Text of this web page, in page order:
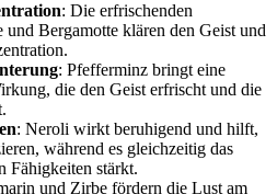
: Die erfrischenden
Bergamotte klären den Geist und
: Pfefferminz bringt eine
die den Geist erfrischt und die
: Neroli wirkt beruhigend und hilft,
während es gleichzeitig das
Fähigkeiten stärkt.
und Zirbe fördern die Lust am